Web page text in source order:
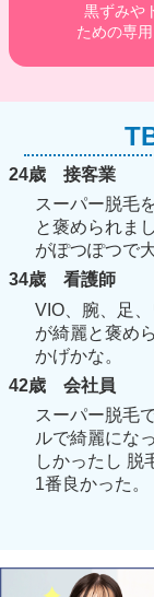
黒ずみや
ための専
24歳 接客業
スーパー脱毛
と褒められま
がぽつぽつで
34歳 看護師
VIO、腕、足
が綺麗と褒め
かげかな。
42歳 会社員
スーパー脱毛
ルで綺麗にな
しかったし 脱
1番良かった。